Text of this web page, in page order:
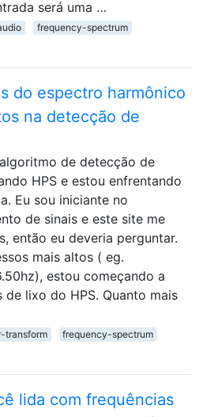
será uma …
frequency-spectrum
do espectro harmônico
na detecção de
de detecção de
HPS e estou enfrentando
Eu sou iniciante no
de sinais e este site me
então eu deveria perguntar.
mais altos ( eg.
estou começando a
lixo do HPS. Quanto mais
transform
frequency-spectrum
lida com frequências